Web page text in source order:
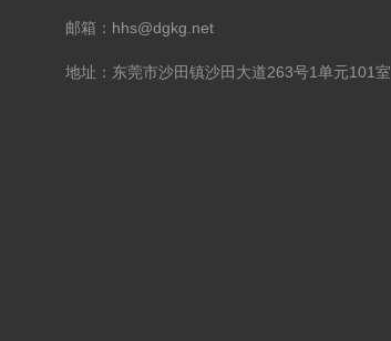
邮箱：hhs@dgkg.net
地址：东莞市沙田镇沙田大道263号1单元101室